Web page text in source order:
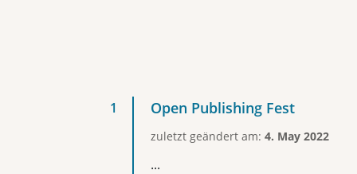
Open Publishing Fest
zuletzt geändert am: 4. May 2022
...